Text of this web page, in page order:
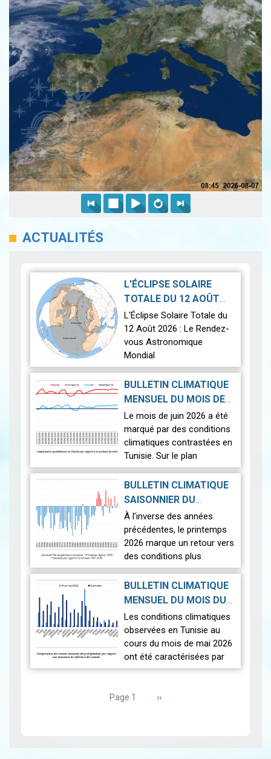
ACTUALITÉS
L'ÉCLIPSE SOLAIRE
TOTALE DU 12 AOÛT
2026|2026-07-21
L'Éclipse Solaire Totale du
12 Août 2026 : Le Rendez-
vous Astronomique
Mondial
Le 12 août 2026, la Terre
connaîtra l'un des
astronomiques les plus
spectaculaires : une…
BULLETIN CLIMATIQUE
MENSUEL DU MOIS DE
JUIN 2026 |2026-07-14
Le mois de juin 2026 a été
marqué par des conditions
climatiques contrastées en
Tunisie. Sur le plan
thermique, des
températures supérieures
aux normales ont été
observées sur l'en…
BULLETIN CLIMATIQUE
SAISONNIER DU
PRINTEMPS 2026|
2026-07-02
À l’inverse des années
précédentes, le printemps
2026 marque un retour vers
des conditions plus
proches de la normale,
avec un léger excédent
thermique de +0,3 °c
Nous r…
BULLETIN CLIMATIQUE
MENSUEL DU MOIS DU
MAI 2026|2026-06-17
Les conditions climatiques
observées en Tunisie au
cours du mois de mai 2026
ont été caractérisées par
des températures proches
répartition spatiale
Page 1 Page
››